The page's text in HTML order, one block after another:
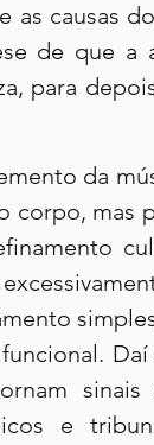
as causas
de que a
para
da
corpo, mas
sinais
e